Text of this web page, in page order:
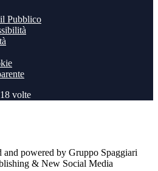
Pubblico
volte
powered by Gruppo Spaggiari
& New Social Media